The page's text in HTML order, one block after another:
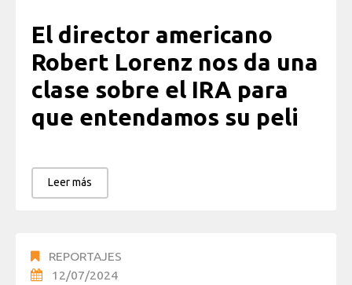
El director americano
Robert Lorenz nos da una
clase sobre el IRA para
que entendamos su peli
Leer más
REPORTAJES
12/07/2024